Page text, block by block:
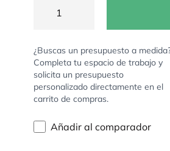
¿Buscas un presupuesto a
Completa tu espacio de trabajo y
solicita un presupuesto
personalizado directamente en el
carrito de compras.
Añadir al comparador